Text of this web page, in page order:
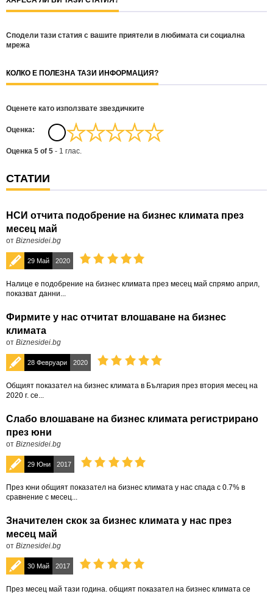
Сподели тази статия с вашите приятели в любимата си социална
мрежа
КОЛКО Е ПОЛЕЗНА ТАЗИ ИНФОРМАЦИЯ?
Оценете като използвате звездичките
Oценка:
Оценка 5 of 5 - 1 глас.
СТАТИИ
НСИ отчита подобрение на бизнес климата през
месец май
от Biznesidei.bg
29 Май 2020
Налице е подобрение на бизнес климата през месец май спрямо април,
показват данни...
Фирмите у нас отчитат влошаване на бизнес
климата
от Biznesidei.bg
28 Февруари 2020
Общият показател на бизнес климата в България през втория месец на
2020 г. се...
Слабо влошаване на бизнес климата регистрирано
през юни
от Biznesidei.bg
29 Юни 2017
През юни общият показател на бизнес климата у нас спада с 0.7% в
сравнение с месец...
Значителен скок за бизнес климата у нас през
месец май
от Biznesidei.bg
30 Май 2017
През месец май тази година. общият показател на бизнес климата се